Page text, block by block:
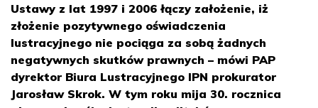
Ustawy z lat 1997 i 2006 łączy założenie, iż
złożenie pozytywnego oświadczenia
lustracyjnego nie pociąga za sobą żadnych
negatywnych skutków prawnych – mówi PAP
dyrektor Biura Lustracyjnego IPN prokurator
Jarosław Skrok. W tym roku mija 30. rocznica